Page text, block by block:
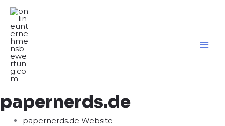
Zum
Inhalt
springen
papernerds.de
papernerds.de Website